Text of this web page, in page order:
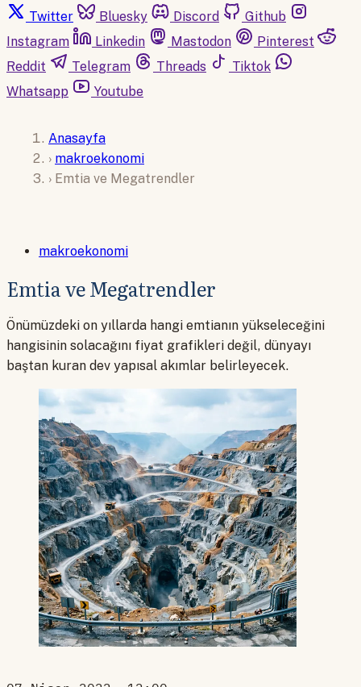
Twitter
Bluesky Discord
Github
Instagram
Linkedin Mastodon
Pinterest
Reddit
Telegram Threads
Tiktok
Whatsapp
Youtube
Anasayfa
› makroekonomi
› Emtia ve Megatrendler
makroekonomi
Emtia ve Megatrendler
Önümüzdeki on yıllarda hangi emtianın yükseleceğini
hangisinin solacağını fiyat grafikleri değil, dünyayı
baştan kuran dev yapısal akımlar belirleyecek.